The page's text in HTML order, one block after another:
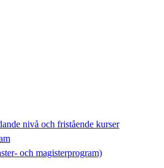
nivå och fristående kurser
och magisterprogram)